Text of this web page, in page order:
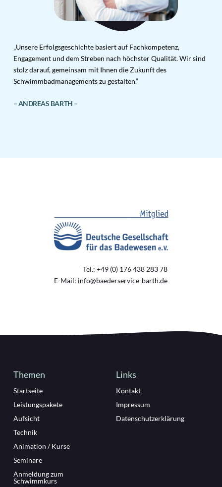
„Unsere Erfolgsgeschichte basiert auf Fachkompetenz,
Engagement und dem Streben nach höchster Qualität. Wir sind
stolz darauf, gemeinsam mit Ihnen die Zukunft des
Schwimmbadmanagements zu gestalten.“
– ANDREAS BARTH –
Tel.: +49 (0) 176 438 283 78
E-Mail: info@baederservice-barth.de
Themen
Startseite
Leistungspakete
Aufsicht
Technik
Animation / Kurse
Seminare
Anmeldung zum
Schwimmkurs
Links
Kontakt
Impressum
Datenschutzerklärung